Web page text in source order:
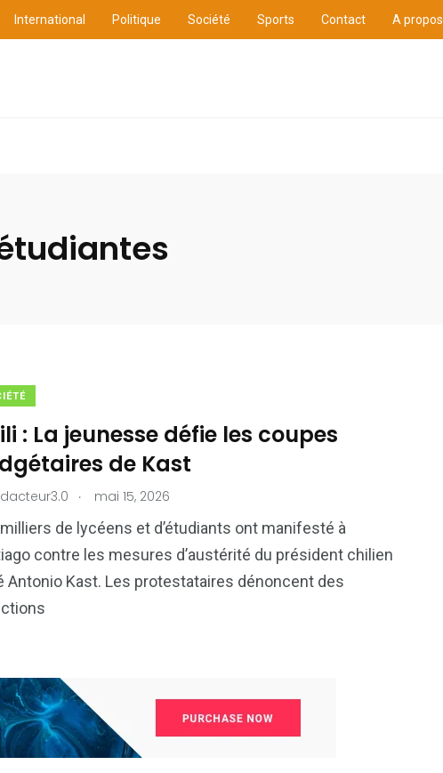
International Politique Société Sports Contact A propos
: La jeunesse défie les coupes
de Kast
. mai 15, 2026
de lycéens et d’étudiants ont manifesté à
contre les mesures d’austérité du président chilien
Antonio Kast. Les protestataires dénoncent des